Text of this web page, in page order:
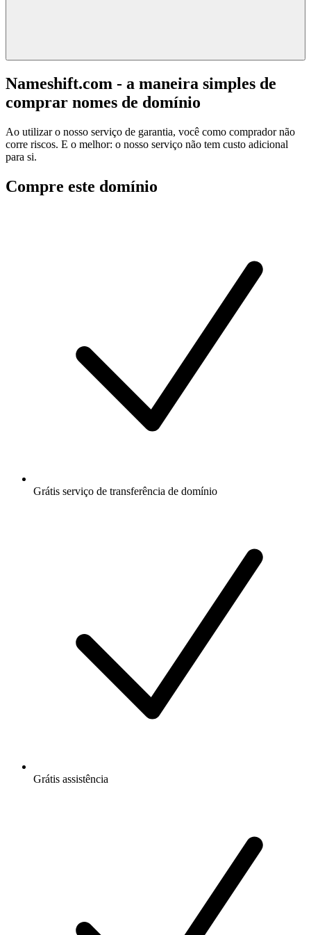
Nameshift.com - a maneira simples de
comprar nomes de domínio
Ao utilizar o nosso serviço de garantia, você como comprador não
corre riscos. E o melhor: o nosso serviço não tem custo adicional
para si.
Compre este domínio
Grátis serviço de transferência de domínio
Grátis assistência